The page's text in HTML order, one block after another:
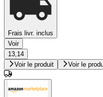
Frais livr. inclus
Voir
13,14
Voir le produit
Voir le